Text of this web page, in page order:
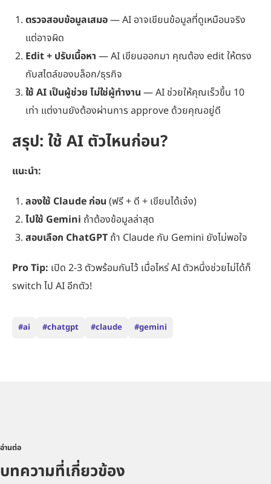
ตรวจสอบข้อมูลเสมอ— AI อาจเขียนข้อมูลที่ดูเหมือนจริง
แต่อาจผิด
Edit + ปรับเนื้อหา — AI เขียนออกมา คุณต้อง edit ให้ตรง
กับสไตล์ของบล็อก/ธุรกิจ
ใช้ AI เป็นผู้ช่วย ไม่ใช่ผู้ทำงาน — AI ช่วยให้คุณเร็วขึ้น 10
เท่า แต่งานยังต้องผ่านการ approve ด้วยคุณอยู่ดี
สรุป: ใช้ AI ตัวไหนก่อน?
แนะนำ:
ลองใช้ Claude ก่อน (ฟรี + ดี + เขียนได้เจ๋ง)
ไปใช้ Gemini ถ้าต้องข้อมูลล่าสุด
สอบเลือก ChatGPT ถ้า Claude กับ Gemini ยังไม่พอใจ
Pro Tip: เปิด 2-3 ตัวพร้อมกันไว้ เมื่อไหร่ AI ตัวหนึ่งช่วยไม่ได้ก็
switch ไป AI อีกตัว!
#ai #chatgpt #claude #gemini
อ่านต่อ
บทความที่เกี่ยวข้อง